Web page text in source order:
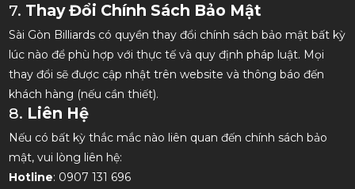
7. Thay Đổi Chính Sách Bảo Mật
Sài Gòn Billiards có quyền thay đổi chính sách bảo mật bất kỳ
lúc nào để phù hợp với thực tế và quy định pháp luật. Mọi
thay đổi sẽ được cập nhật trên website và thông báo đến
khách hàng (nếu cần thiết).
8. Liên Hệ
Nếu có bất kỳ thắc mắc nào liên quan đến chính sách bảo
mật, vui lòng liên hệ:
Hotline: 0907 131 696